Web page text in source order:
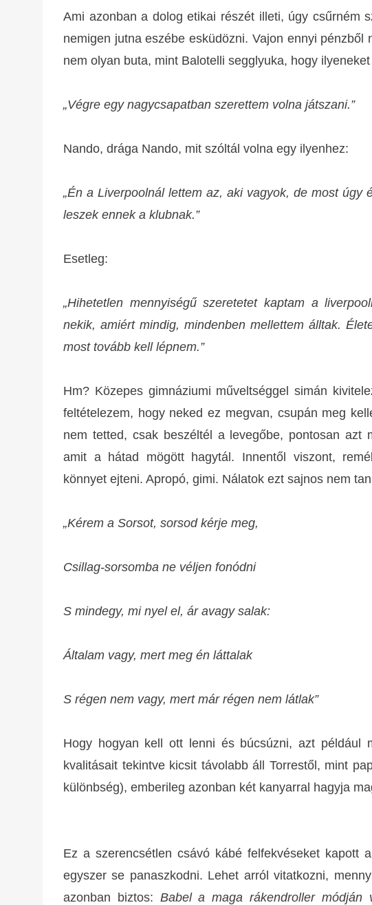
Ami azonban a dolog etikai részét illeti, úgy csűrném
nemigen jutna eszébe esküdözni. Vajon ennyi
nem olyan buta, mint Balotelli segglyuka, hogy
„Végre egy nagycsapatban szerettem volna játszani.”
Nando, drága Nando, mit szóltál volna egy ilyenhez:
„Én a Liverpoolnál lettem az, aki vagyok, de most úgy
leszek ennek a klubnak.”
Esetleg:
„Hihetetlen mennyiségű szeretetet kaptam a
nekik, amiért mindig, mindenben mellettem álltak.
most tovább kell lépnem.”
Hm? Közepes gimnáziumi műveltséggel simán
feltételezem, hogy neked ez megvan, csupán meg
nem tetted, csak beszéltél a levegőbe, pontosan azt
amit a hátad mögött hagytál. Innentől viszont,
könnyet ejteni. Apropó, gimi. Nálatok ezt sajnos nem
„Kérem a Sorsot, sorsod kérje meg,
Csillag-sorsomba ne véljen fonódni
S mindegy, mi nyel el, ár avagy salak:
Általam vagy, mert meg én láttalak
S régen nem vagy, mert már régen nem látlak”
Hogy hogyan kell ott lenni és búcsúzni, azt például
kvalitásait tekintve kicsit távolabb áll Torrestől, mint
különbség), emberileg azonban két kanyarral hagyja
Ez a szerencsétlen csávó kábé felfekvéseket kapott
egyszer se panaszkodni. Lehet arról vitatkozni,
azonban biztos: Babel a maga rákendroller módján